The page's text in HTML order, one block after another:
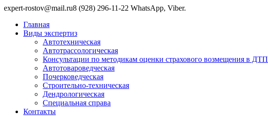
expert-rostov@mail.ru8 (928) 296-11-22 WhatsApp, Viber.
Главная
Виды экспертиз
Автотехническая
Автотрассологическая
Консультации по методикам оценки страхового возмещения в ДТП
Автотовароведческая
Почерковедческая
Строительно-техническая
Дендрологическая
Специальная справа
Контакты